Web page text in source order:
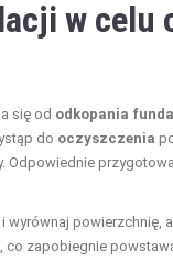
w celu
się od odkopania
do oczyszczenia
Odpowiednie
i wyrównaj powierzchnię,
zapobiegnie